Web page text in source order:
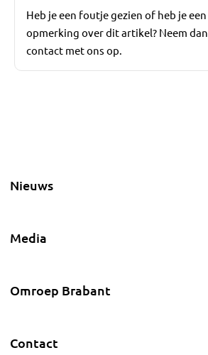
Heb je een foutje gezien of heb je een
opmerking over dit artikel? Neem dan
contact met ons op.
Nieuws
Media
Omroep Brabant
Contact